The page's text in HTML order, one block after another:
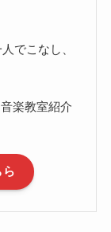
でこなし、
楽教室紹介